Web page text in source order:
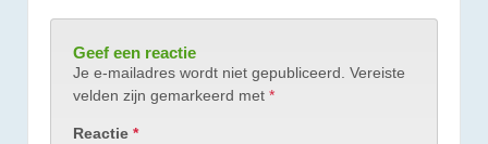
Geef een reactie
Je e-mailadres wordt niet gepubliceerd. Vereiste
velden zijn gemarkeerd met *
Reactie *